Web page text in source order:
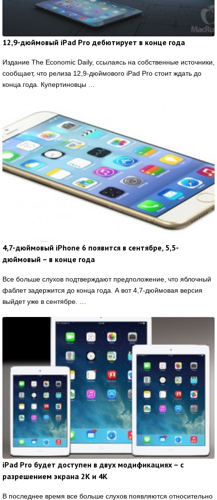
12,9-дюймовый iPad Pro дебютирует в конце года
Издание The Economic Daily, ссылаясь на собственные источники,
сообщает, что релиза 12,9-дюймового iPad Pro стоит ждать до
конца года. Купертиновцы …
4,7-дюймовый iPhone 6 появится в сентябре, 5,5-
дюймовый – в конце года
Все больше слухов подтверждают предположение, что яблочный
фаблет задержится до конца года. А вот 4,7-дюймовая версия
выйдет уже в сентябре. …
iPad Pro будет доступен в двух модификациях – с
разрешением экрана 2К и 4К
В последнее время все больше слухов появляются относительно